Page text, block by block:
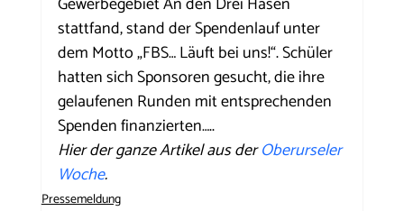
stattfand, stand der Spendenlauf unter
dem Motto „FBS… Läuft bei uns!“. Schüler
hatten sich Sponsoren gesucht, die ihre
gelaufenen Runden mit entsprechenden
Spenden finanzierten…..
Hier der ganze Artikel aus der Oberurseler
Woche.
Pressemeldung